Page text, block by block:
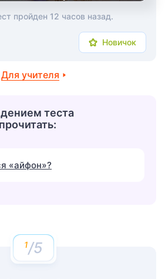
пройден 12 часов назад.
Новичок
Для учителя
теста
«айфон»?
/5